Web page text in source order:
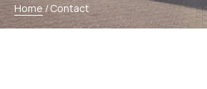
Home /Contact